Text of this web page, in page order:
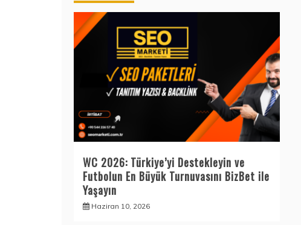
WC 2026: Türkiye’yi Destekleyin ve
Futbolun En Büyük Turnuvasını BizBet ile
Yaşayın
Haziran 10, 2026